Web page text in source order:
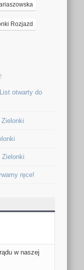
Rozjazd
List otwarty do
Zielonki
ręce!
w naszej